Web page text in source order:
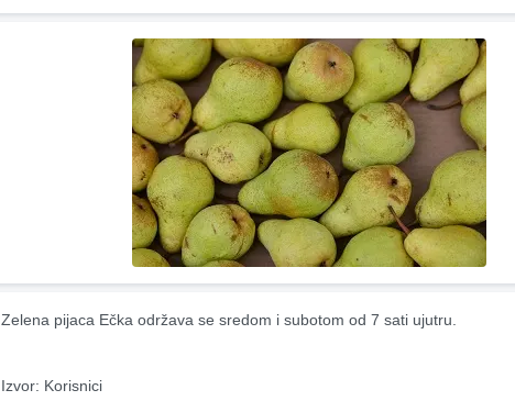
Zelena pijaca Ečka održava se sredom i subotom od 7 sati ujutru.
Izvor: Korisnici